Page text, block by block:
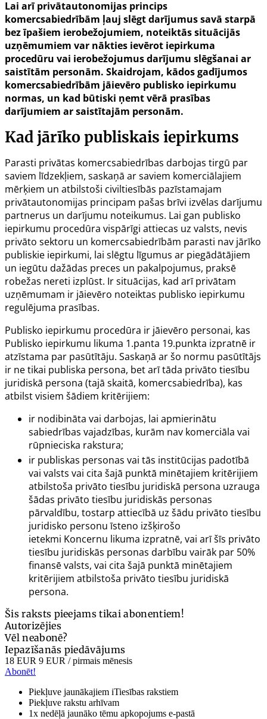
Lai arī privātautonomijas princips
komercsabiedrībām ļauj slēgt darījumus savā starpā
bez īpašiem ierobežojumiem, noteiktās situācijās
uzņēmumiem var nākties ievērot iepirkuma
procedūru vai ierobežojumus darījumu slēgšanai ar
saistītām personām. Skaidrojam, kādos gadījumos
komercsabiedrībām jāievēro publisko iepirkumu
normas, un kad būtiski ņemt vērā prasības
darījumiem ar saistītajām personām.
Kad jārīko publiskais iepirkums
Parasti privātas komercsabiedrības darbojas tirgū par
saviem līdzekļiem, saskaņā ar saviem komerciālajiem
mērķiem un atbilstoši civiltiesībās pazīstamajam
privātautonomijas principam pašas brīvi izvēlas darījumu
partnerus un darījumu noteikumus. Lai gan publisko
iepirkumu procedūra vispārīgi attiecas uz valsts, nevis
privāto sektoru un komercsabiedrībām parasti nav jārīko
publiskie iepirkumi, lai slēgtu līgumus ar piegādātājiem
un iegūtu dažādas preces un pakalpojumus, praksē
robežas nereti izplūst. Ir situācijas, kad arī privātam
uzņēmumam ir jāievēro noteiktas publisko iepirkumu
regulējuma prasības.
Publisko iepirkumu procedūra ir jāievēro personai, kas
Publisko iepirkumu likuma 1.panta 19.punkta izpratnē ir
atzīstama par pasūtītāju. Saskaņā ar šo normu pasūtītājs
ir ne tikai publiska persona, bet arī tāda privāto tiesību
juridiskā persona (tajā skaitā, komercsabiedrība), kas
atbilst visiem šādiem kritērijiem:
ir nodibināta vai darbojas, lai apmierinātu
sabiedrības vajadzības, kurām nav komerciāla vai
rūpnieciska rakstura;
ir publiskas personas vai tās institūcijas padotībā
vai valsts vai cita šajā punktā minētajiem kritērijiem
atbilstoša privāto tiesību juridiskā persona uzrauga
šādas privāto tiesību juridiskās personas
pārvaldību, tostarp attiecībā uz šādu privāto tiesību
juridisko personu īsteno izšķirošo
ietekmi Koncernu likuma izpratnē, vai arī šīs privāto
tiesību juridiskās personas darbību vairāk par 50%
finansē valsts, vai cita šajā punktā minētajiem
kritērijiem atbilstoša privāto tiesību juridiskā
persona.
Šis raksts pieejams tikai abonentiem!
Autorizējies
Vēl neabonē?
Iepazīšanās piedāvājums
18 EUR 9 EUR / pirmais mēnesis
Abonēt!
Piekļuve jaunākajiem iTiesības rakstiem
Piekļuve rakstu arhīvam
1x nedēļā jaunāko tēmu apkopojums e-pastā